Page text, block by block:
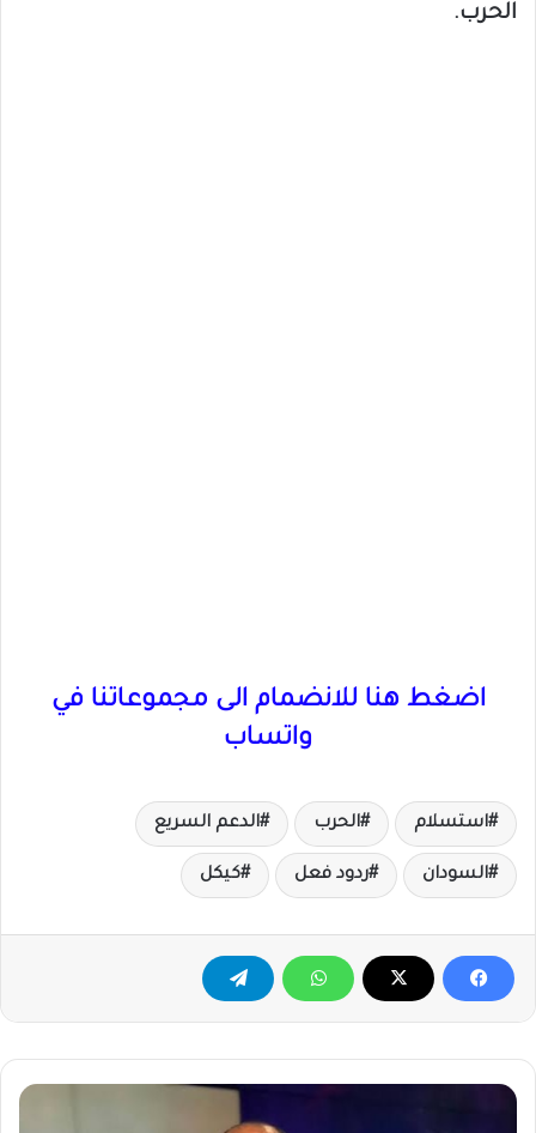
الحرب.
اضغط هنا للانضمام الى مجموعاتنا في
واتساب
استسلام الحرب الدعم السريع
السودان ردود فعل كيكل
غزة